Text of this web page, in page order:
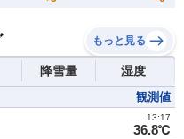
もっと見る
降雪量 湿度
観測値
36.8℃
13:17